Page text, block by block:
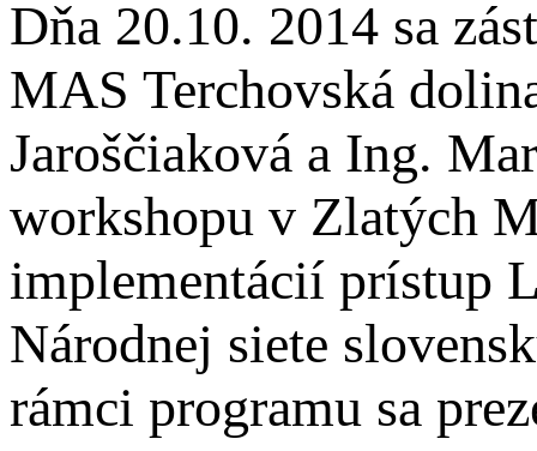
Dňa 20.10. 2014 sa
MAS Terchovská
Jaroščiaková a Ing.
workshopu v Zlatých
implementácií prístup
Národnej siete
rámci programu sa